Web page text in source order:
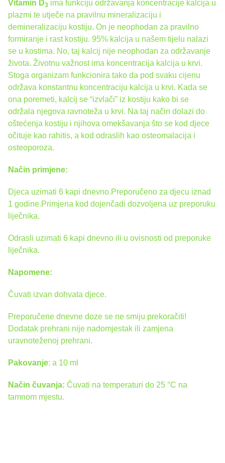
Vitamin D3 ima funkciju održavanja koncentracije kalcija u
plazmi te utječe na pravilnu mineralizaciju i
demineralizaciju kostiju. On je neophodan za pravilno
formiranje i rast kostiju. 95% kalcija u našem tijelu nalazi
se u kostima. No, taj kalcij nije neophodan za održavanje
života. Životnu važnost ima koncentracija kalcija u krvi.
Stoga organizam funkcionira tako da pod svaku cijenu
održava konstantnu koncentraciju kalcija u krvi. Kada se
ona poremeti, kalcij se “izvlači” iz kostiju kako bi se
održala njegova ravnoteža u krvi. Na taj način dolazi do
oštećenja kostiju i njihova omekšavanja što se kod djece
očituje kao rahitis, a kod odraslih kao osteomalacija i
osteoporoza.
Način primjene:
Djeca uzimati 6 kapi dnevno.Preporučeno za djecu iznad
1 godine.Primjena kod dojenčadi dozvoljena uz preporuku
liječnika.
Odrasli uzimati 6 kapi dnevno ili u ovisnosti od preporuke
liječnika.
Napomene:
Čuvati izvan dohvata djece.
Preporučene dnevne doze se ne smiju prekoračiti!
Dodatak prehrani nije nadomjestak ili zamjena
uravnoteženoj prehrani.
Pakovanje: a 10 ml
Način čuvanja: Čuvati na temperaturi do 25 °C na
tamnom mjestu.